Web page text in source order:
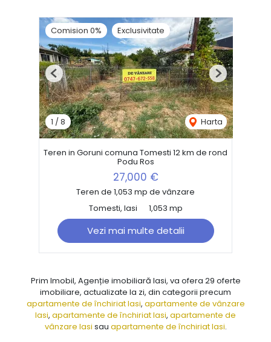
Comision 0% Exclusivitate
1 /8 Harta
Previous Next
Teren in Goruni comuna Tomesti 12 km de rond
Podu Ros
27,000 €
Teren de 1,053 mp de vânzare
Tomesti, Iasi
1,053 mp
Vezi mai multe detalii
Prim Imobil, Agenție imobiliară Iasi, va ofera 29 oferte
imobiliare, actualizate la zi, din categorii precum
apartamente de închiriat Iasi, apartamente de vânzare
Iasi, apartamente de închiriat Iasi, apartamente de
vânzare Iasi sau apartamente de închiriat Iasi.